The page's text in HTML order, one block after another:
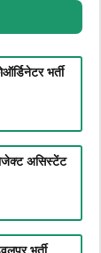
भर्ती
असिस्टेंट
भर्ती